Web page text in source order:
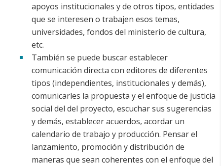
apoyos institucionales y de otros tipos, entidades
que se interesen o trabajen esos temas,
universidades, fondos del ministerio de cultura,
etc.
También se puede buscar establecer
comunicación directa con editores de diferentes
tipos (independientes, institucionales y demás),
comunicarles la propuesta y el enfoque de justicia
social del del proyecto, escuchar sus sugerencias
y demás, establecer acuerdos, acordar un
calendario de trabajo y producción. Pensar el
lanzamiento, promoción y distribución de
maneras que sean coherentes con el enfoque del